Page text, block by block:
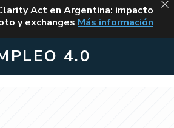
ALERTA
Act en Argentina: impacto
y exchanges CLARITY ACT EN
Más información
4.0